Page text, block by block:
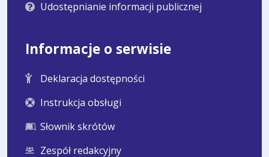
Udostępnianie informacji publicznej
Informacje o serwisie
Deklaracja dostępności
Instrukcja obsługi
Słownik skrótów
Zespół redakcyjny